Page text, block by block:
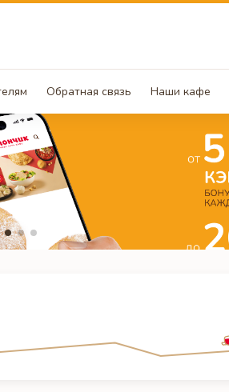
Обратная связь Наши кафе